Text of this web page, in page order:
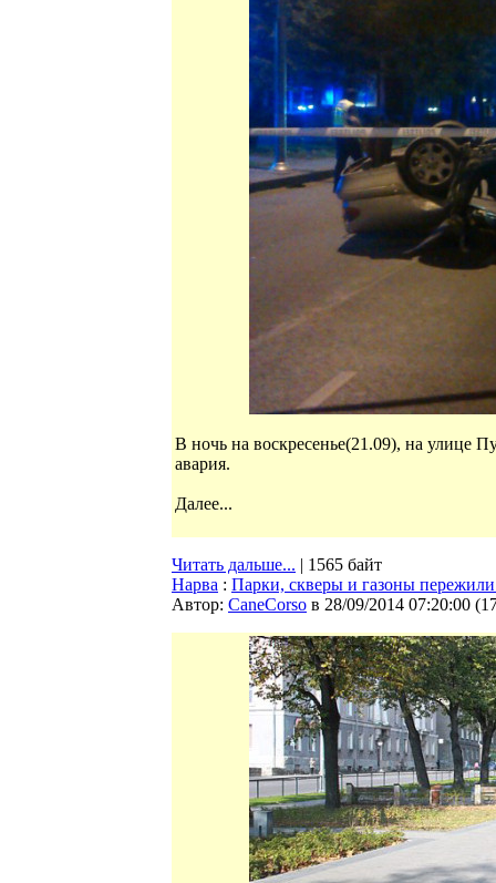
В ночь на воскресенье(21.09), на улице
авария.
Далее...
Читать дальше... | 1565 байт
Нарва : Парки, скверы и газоны
Автор: CaneCorso в 28/09/2014 07:20:00 (